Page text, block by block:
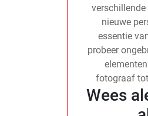
nieuwe
essentie
probeer
fotograaf tot
Wees